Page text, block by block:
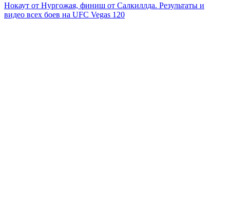
Нокаут от Нургожая, финиш от Салкиллда. Результаты и
видео всех боев на UFC Vegas 120